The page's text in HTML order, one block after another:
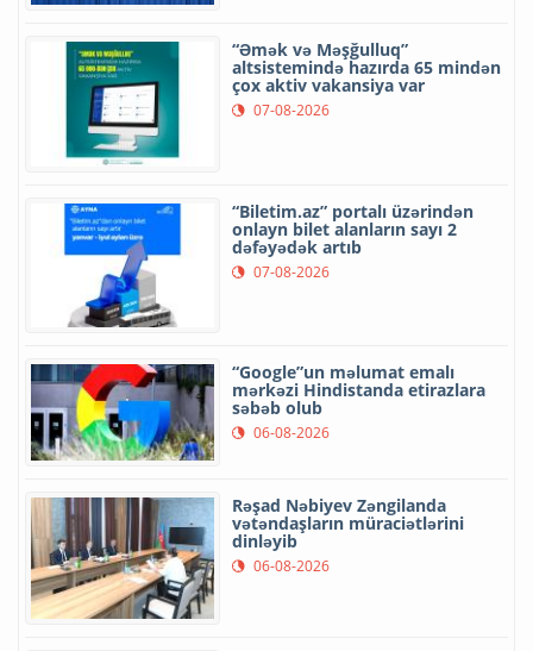
“Əmək və Məşğulluq”
altsistemində hazırda 65 mindən
çox aktiv vakansiya var
07-08-2026
“Biletim.az” portalı üzərindən
onlayn bilet alanların sayı 2
dəfəyədək artıb
07-08-2026
“Google”un məlumat emalı
mərkəzi Hindistanda etirazlara
səbəb olub
06-08-2026
Rəşad Nəbiyev Zəngilanda
vətəndaşların müraciətlərini
dinləyib
06-08-2026